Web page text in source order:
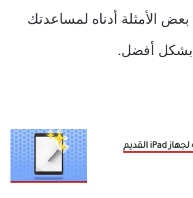
بعض الأمثلة أدناه لمساعدتك
بشكل أفضل.
أفضل الاستخدامات العملية لجهاز iPad القديم